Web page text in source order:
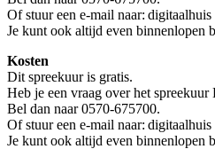
Of stuur een e-mail naar:
Je kunt ook altijd even binnenlopen
Kosten
Dit spreekuur is gratis.
Heb je een vraag over het
Bel dan naar 0570-675700.
Of stuur een e-mail naar:
Je kunt ook altijd even binnenlopen